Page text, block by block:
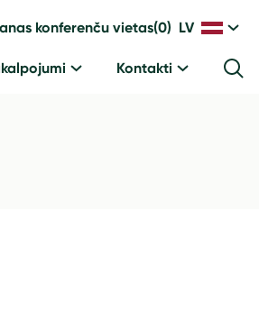
konferenču vietas(0) LV
Kontakti